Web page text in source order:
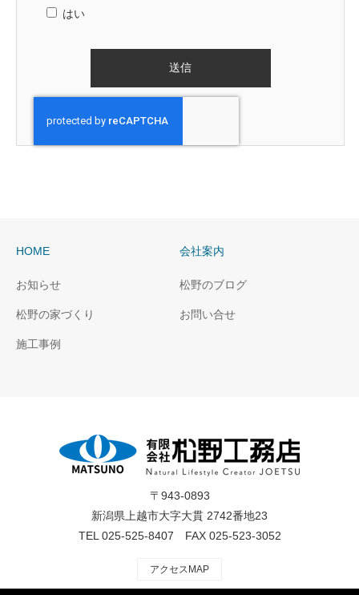
はい
HOME
お知らせ
松野の家づくり
施工事例
会社案内
松野のブログ
お問い合せ
〒943-0893
新潟県上越市大字大貫 2742番地23
TEL 025-525-8407 FAX 025-523-3052
アクセスMAP